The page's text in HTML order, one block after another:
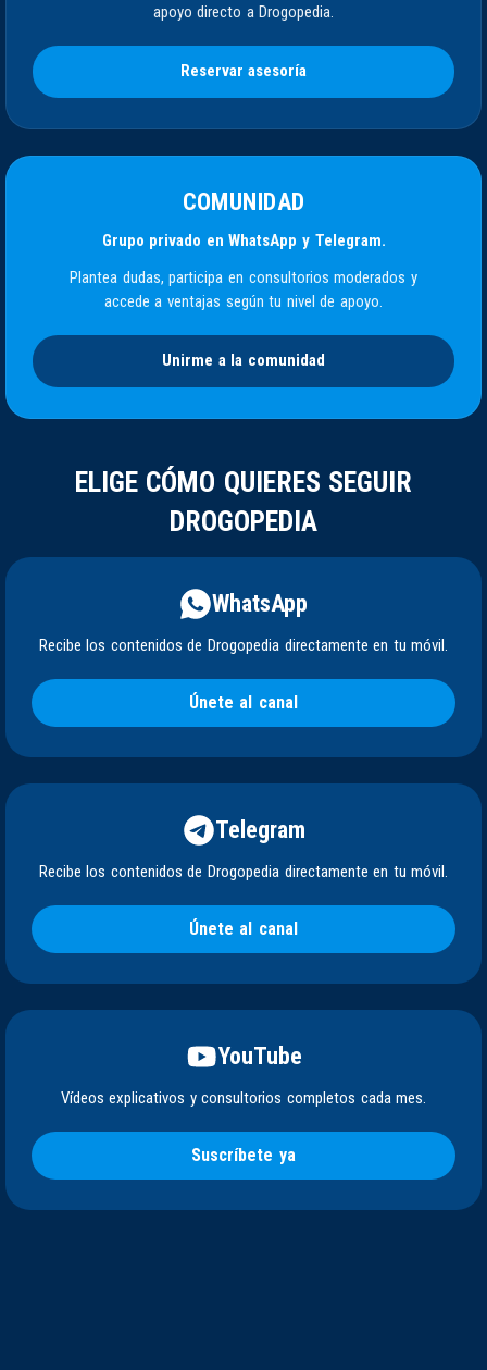
apoyo directo a Drogopedia.
Reservar asesoría
COMUNIDAD
Grupo privado en WhatsApp y Telegram.
Plantea dudas, participa en consultorios moderados y
accede a ventajas según tu nivel de apoyo.
Unirme a la comunidad
ELIGE CÓMO QUIERES SEGUIR
DROGOPEDIA
WhatsApp
Recibe los contenidos de Drogopedia directamente en tu móvil.
Únete al canal
Telegram
Recibe los contenidos de Drogopedia directamente en tu móvil.
Únete al canal
YouTube
Vídeos explicativos y consultorios completos cada mes.
Suscríbete ya